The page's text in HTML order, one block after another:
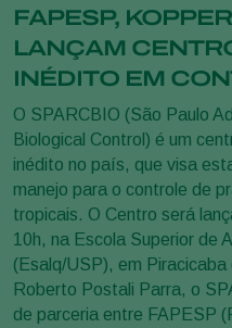
FAPESP,
LANÇAM
INÉDITO EM
O SPARCBIO (São Paulo
Biological Control) é um
inédito no país, que visa
manejo para o controle de
tropicais. O Centro será
10h, na Escola Superior de
(Esalq/USP), em
Roberto Postali Parra, o
de parceria entre FAPESP